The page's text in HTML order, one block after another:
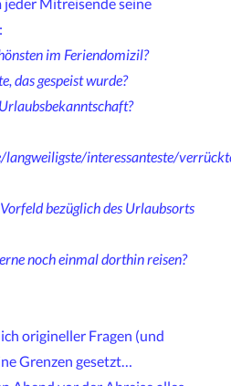
im Feriendomizil?
das gespeist wurde?
langweiligste/interessanteste/
bezüglich des Urlaubsorts
noch einmal dorthin reisen?
origineller Fragen (und
Grenzen gesetzt…